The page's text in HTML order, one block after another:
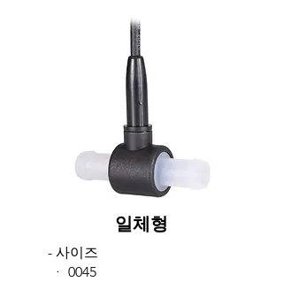
​일체형
- 사이즈
​ᆞ 0045